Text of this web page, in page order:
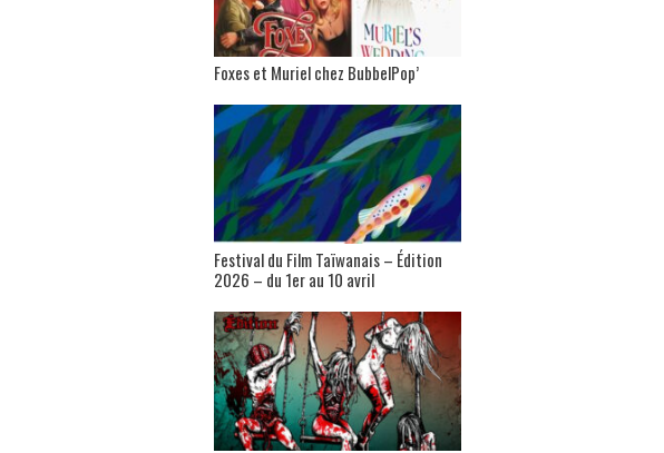
Foxes et Muriel chez BubbelPop’
Festival du Film Taïwanais – Édition
2026 – du 1er au 10 avril